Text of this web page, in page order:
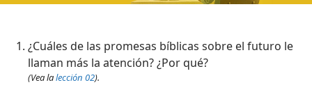
de la Biblia
de la Biblia¿Cuáles de las promesas bíblicas sobre el futuro le
llaman más la atención? ¿Por qué?
(Vea lalección 02).